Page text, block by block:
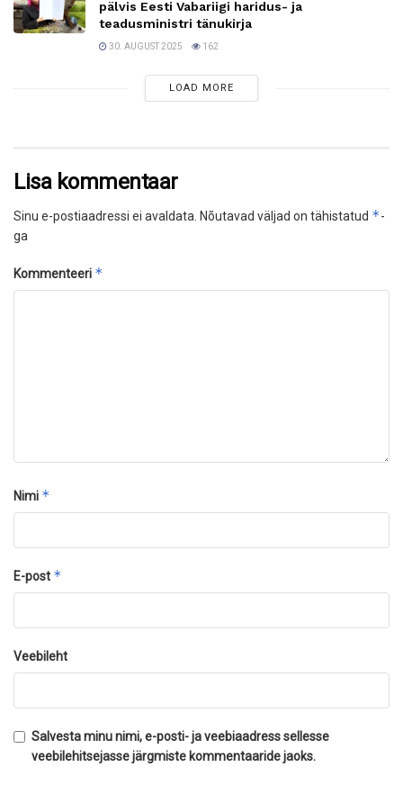
pälvis Eesti Vabariigi haridus- ja
teadusministri tänukirja
30. AUGUST 2025 162
LOAD MORE
Lisa kommentaar
Sinu e-postiaadressi ei avaldata. Nõutavad väljad on tähistatud *-
ga
Kommenteeri *
Nimi *
E-post *
Veebileht
Salvesta minu nimi, e-posti- ja veebiaadress sellesse
veebilehitsejasse järgmiste kommentaaride jaoks.